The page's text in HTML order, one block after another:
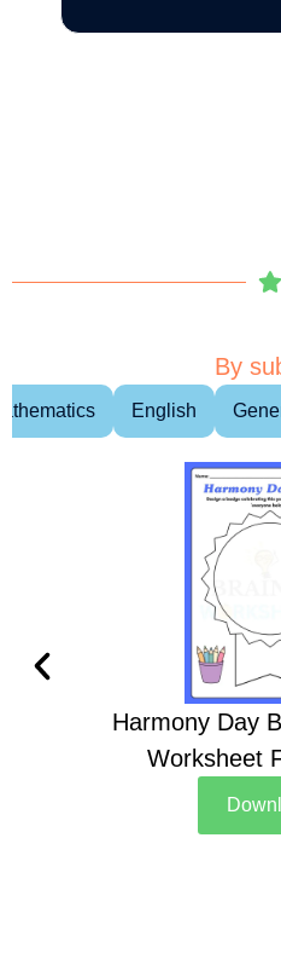
By
English
Harmony Day
Worksheet